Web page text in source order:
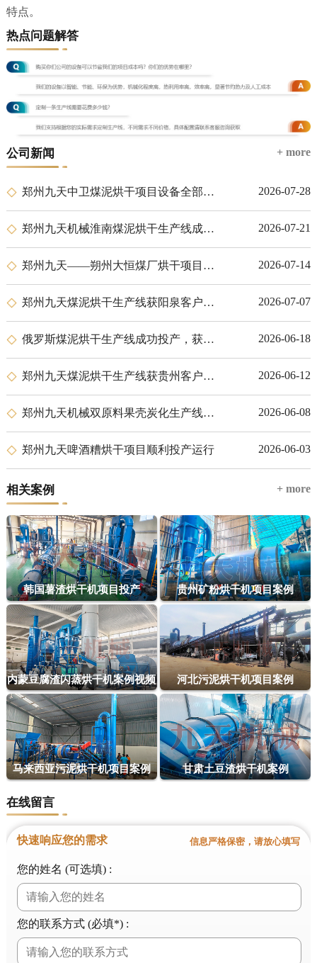
特点。
热点问题解答
公司新闻 + more
郑州九天中卫煤泥烘干项目设备全部安装完成 2026-07-28
郑州九天机械淮南煤泥烘干生产线成功投产交付 2026-07-21
郑州九天——朔州大恒煤厂烘干项目圆满交付 2026-07-14
郑州九天煤泥烘干生产线获阳泉客户高度认可，顺利投产 2026-07-07
俄罗斯煤泥烘干生产线成功投产，获客户高度赞誉 2026-06-18
郑州九天煤泥烘干生产线获贵州客户高度认可，顺利投产 2026-06-12
郑州九天机械双原料果壳炭化生产线落户肯尼亚尼耶利 2026-06-08
郑州九天啤酒糟烘干项目顺利投产运行 2026-06-03
相关案例 + more
韩国薯渣烘干机项目投产 贵州矿粉烘干机项目案例
内蒙豆腐渣闪蒸烘干机案例视频 河北污泥烘干机项目案例
马来西亚污泥烘干机项目案例 甘肃土豆渣烘干机案例
在线留言
快速响应您的需求 信息严格保密，请放心填写
您的姓名 (可选填) :
您的联系方式 (必填*) :